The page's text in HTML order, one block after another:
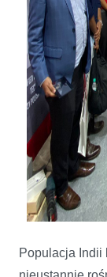
Populacja Indii